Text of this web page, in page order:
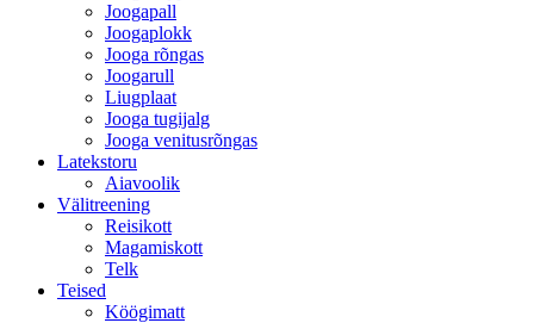
Joogapall
Joogaplokk
Jooga rõngas
Joogarull
Liugplaat
Jooga tugijalg
Jooga venitusrõngas
Latekstoru
Aiavoolik
Välitreening
Reisikott
Magamiskott
Telk
Teised
Köögimatt